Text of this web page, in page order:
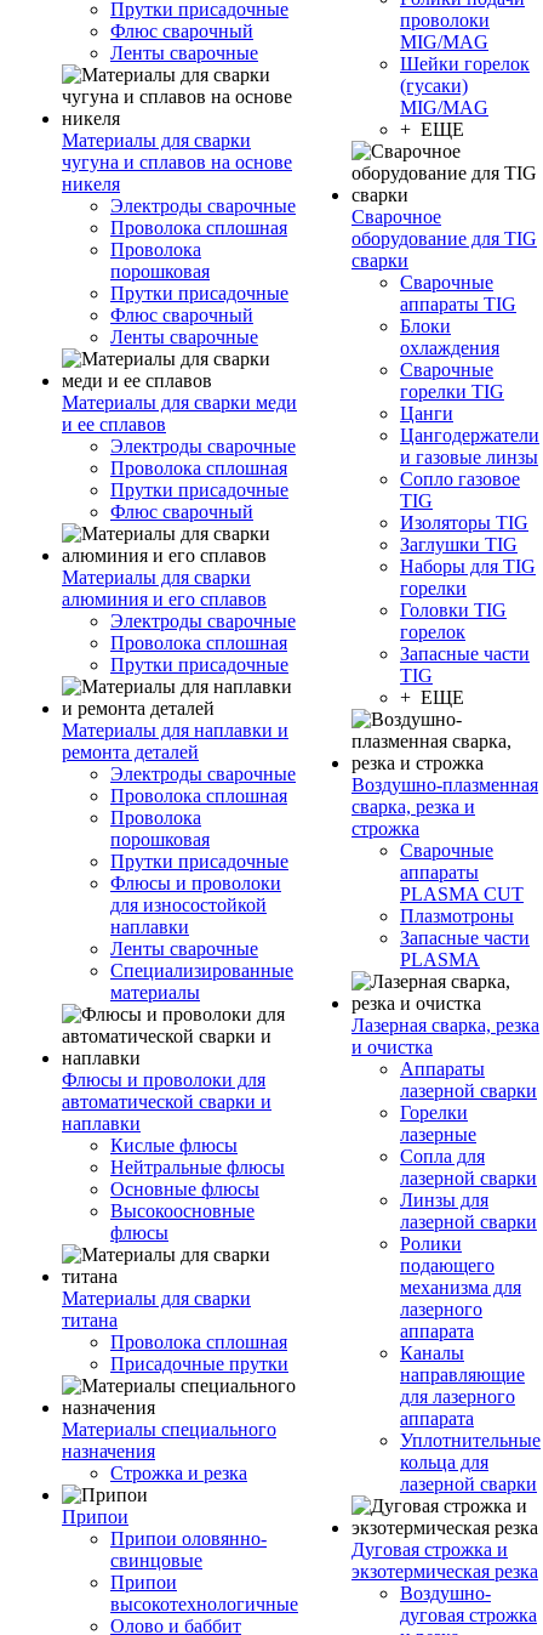
Прутки присадочные
Флюс сварочный
Ленты сварочные
Материалы для сварки
чугуна и сплавов на основе
никеля
Электроды сварочные
Проволока сплошная
Проволока
порошковая
Прутки присадочные
Флюс сварочный
Ленты сварочные
Материалы для сварки меди
и ее сплавов
Электроды сварочные
Проволока сплошная
Прутки присадочные
Флюс сварочный
Материалы для сварки
алюминия и его сплавов
Электроды сварочные
Проволока сплошная
Прутки присадочные
Материалы для наплавки и
ремонта деталей
Электроды сварочные
Проволока сплошная
Проволока
порошковая
Прутки присадочные
Флюсы и проволоки
для износостойкой
наплавки
Ленты сварочные
Специализированные
материалы
Флюсы и проволоки для
автоматической сварки и
наплавки
Кислые флюсы
Нейтральные флюсы
Основные флюсы
Высокоосновные
флюсы
Материалы для сварки
титана
Проволока сплошная
Присадочные прутки
Материалы специального
назначения
Строжка и резка
Припои
Припои оловянно-
свинцовые
Припои
высокотехнологичные
Олово и баббит
проволоки
MIG/MAG
Шейки горелок
(гусаки)
MIG/MAG
+ ЕЩЕ
Сварочное
оборудование для TIG
сварки
Сварочные
аппараты TIG
Блоки
охлаждения
Сварочные
горелки TIG
Цанги
Цангодержатели
и газовые линзы
Сопло газовое
TIG
Изоляторы TIG
Заглушки TIG
Наборы для TIG
горелки
Головки TIG
горелок
Запасные части
TIG
+ ЕЩЕ
Воздушно-плазменная
сварка, резка и
строжка
Сварочные
аппараты
PLASMA CUT
Плазмотроны
Запасные части
PLASMA
Лазерная сварка, резка
и очистка
Аппараты
лазерной сварки
Горелки
лазерные
Сопла для
лазерной сварки
Линзы для
лазерной сварки
Ролики
подающего
механизма для
лазерного
аппарата
Каналы
направляющие
для лазерного
аппарата
Уплотнительные
кольца для
лазерной сварки
Дуговая строжка и
экзотермическая резка
Воздушно-
дуговая строжка